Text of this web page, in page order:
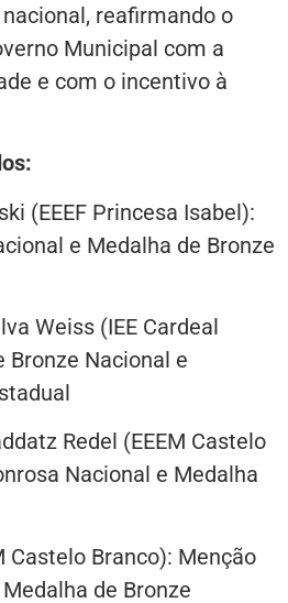
reafirmando o
Municipal com a
e com o incentivo à
(EEEF Princesa Isabel):
e Medalha de Bronze
Weiss (IEE Cardeal
Bronze Nacional e
Redel (EEEM Castelo
Nacional e Medalha
Castelo Branco): Menção
de Bronze